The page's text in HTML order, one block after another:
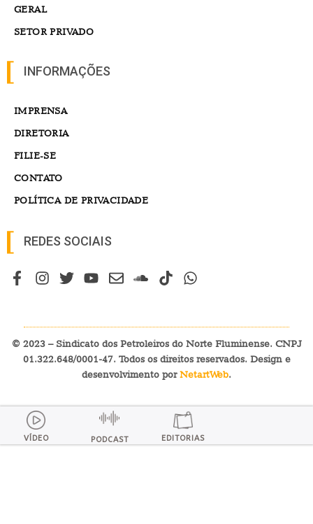
GERAL
SETOR PRIVADO
INFORMAÇÕES
IMPRENSA
DIRETORIA
FILIE-SE
CONTATO
POLÍTICA DE PRIVACIDADE
REDES SOCIAIS
© 2023 – Sindicato dos Petroleiros do Norte Fluminense. CNPJ
01.322.648/0001-47. Todos os direitos reservados. Design e
desenvolvimento porNetartWeb.
VÍDEO PODCAST EDITORIAS